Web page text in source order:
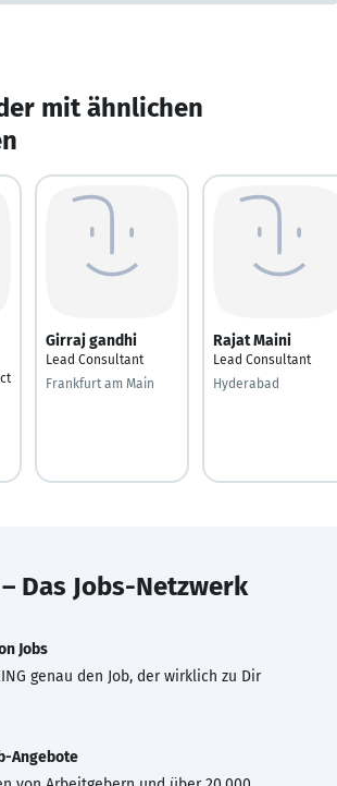
mit ähnlichen
Girraj gandhi
Lead Consultant
Frankfurt am Main
Rajat Maini
Lead Consultant
Hyderabad
– Das Jobs-Netzwerk
Jobs
genau den Job, der wirklich zu Dir
Angebote